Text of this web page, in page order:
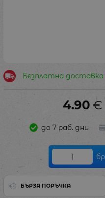
Безплатна доставка
4.90 €
до 7 раб. дни
БЪРЗА ПОРЪЧКА